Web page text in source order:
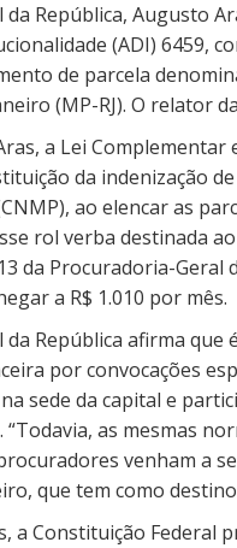
República, Augusto
(ADI) 6459,
de parcela
(MP-RJ). O relator
a Lei Complementar
da indenização
ao elencar as
rol verba destinada
da Procuradoria-Geral
a R$ 1.010 por mês.
República afirma
por convocações
sede da capital e
“Todavia, as mesmas
venham a
que tem como
a Constituição Federal